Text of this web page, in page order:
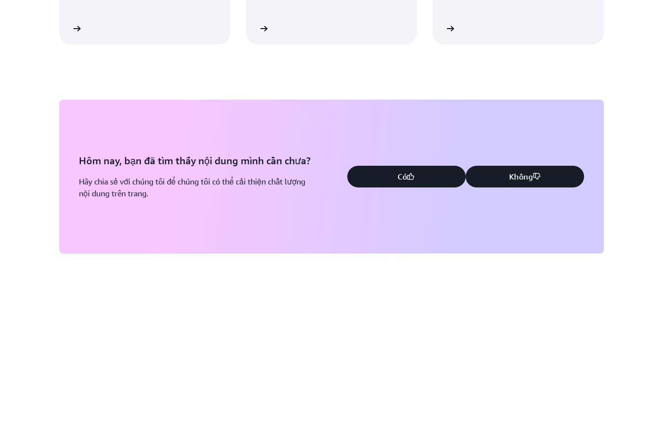
Hôm nay, bạn đã tìm thấy nội dung mình cần chưa?
Hãy chia sẻ với chúng tôi để chúng tôi có thể cải thiện chất lượng
nội dung trên trang.
Có Không